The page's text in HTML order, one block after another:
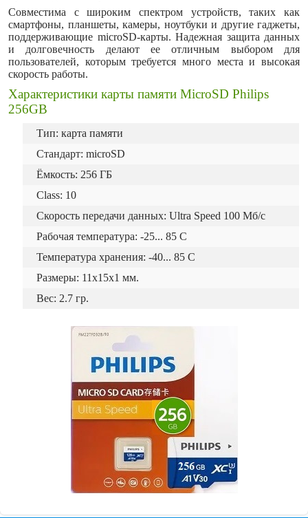
Совместима с широким спектром устройств, таких как
смартфоны, планшеты, камеры, ноутбуки и другие гаджеты,
поддерживающие microSD-карты. Надежная защита данных
и долговечность делают ее отличным выбором для
пользователей, которым требуется много места и высокая
скорость работы.
Характеристики карты памяти MicroSD Philips
256GB
Тип: карта памяти
Стандарт: microSD
Ёмкость: 256 ГБ
Class: 10
Скорость передачи данных: Ultra Speed 100 Мб/с
Рабочая температура: -25... 85 C
Температура хранения: -40... 85 C
Размеры: 11x15x1 мм.
Вес: 2.7 гр.